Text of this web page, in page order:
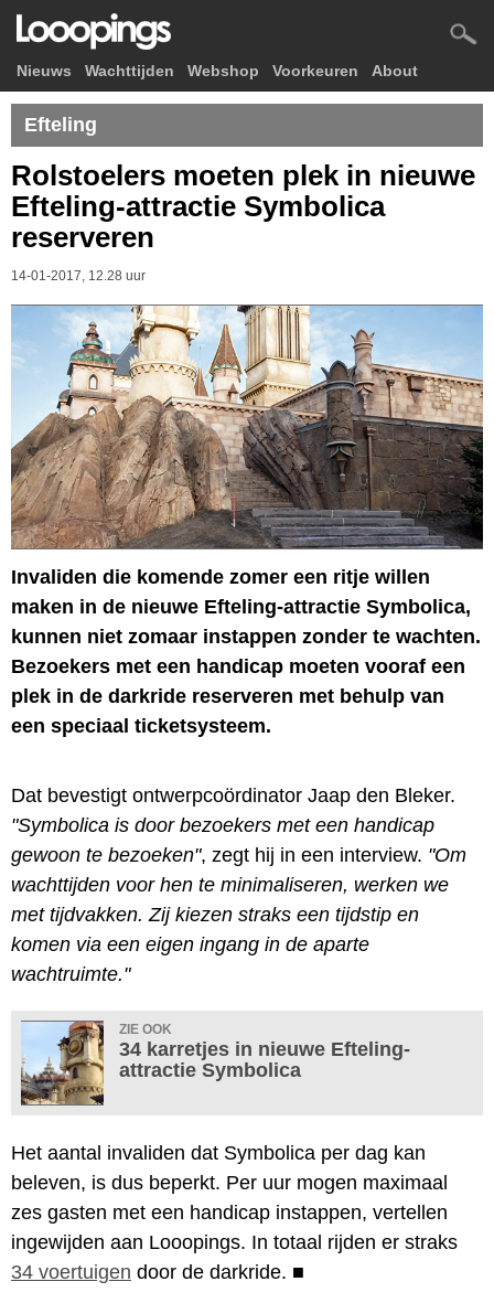
Nieuws Wachttijden Webshop Voorkeuren About
Efteling
Rolstoelers moeten plek in nieuwe
Efteling-attractie Symbolica
reserveren
14-01-2017, 12.28 uur
Invaliden die komende zomer een ritje willen
maken in de nieuwe Efteling-attractie Symbolica,
kunnen niet zomaar instappen zonder te wachten.
Bezoekers met een handicap moeten vooraf een
plek in de darkride reserveren met behulp van
een speciaal ticketsysteem.
Dat bevestigt ontwerpcoördinator Jaap den Bleker.
"Symbolica is door bezoekers met een handicap
gewoon te bezoeken", zegt hij in een interview. "Om
wachttijden voor hen te minimaliseren, werken we
met tijdvakken. Zij kiezen straks een tijdstip en
komen via een eigen ingang in de aparte
wachtruimte."
ZIE OOK
34 karretjes in nieuwe Efteling-
attractie Symbolica
Het aantal invaliden dat Symbolica per dag kan
beleven, is dus beperkt. Per uur mogen maximaal
zes gasten met een handicap instappen, vertellen
ingewijden aan Looopings. In totaal rijden er straks
34 voertuigen door de darkride. ■